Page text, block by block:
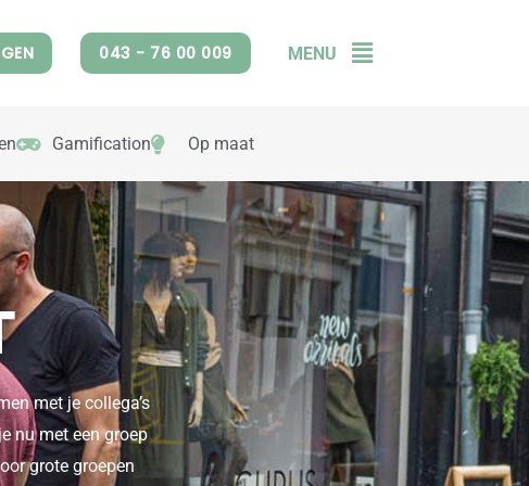
043 - 76 00 009 MENU
Flyout
Gamification Op maat
met je collega’s
nu met een groep
grote groepen